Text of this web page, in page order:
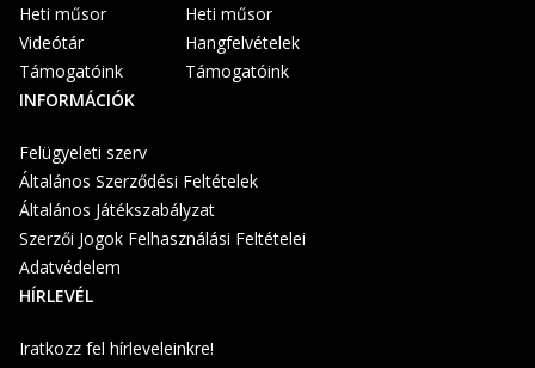
Heti műsor
Videótár
Támogatóink
Heti műsor
Hangfelvételek
Támogatóink
INFORMÁCIÓK
Felügyeleti szerv
Általános Szerződési Feltételek
Általános Játékszabályzat
Szerzői Jogok Felhasználási Feltételei
Adatvédelem
HÍRLEVÉL
Iratkozz fel hírleveleinkre!